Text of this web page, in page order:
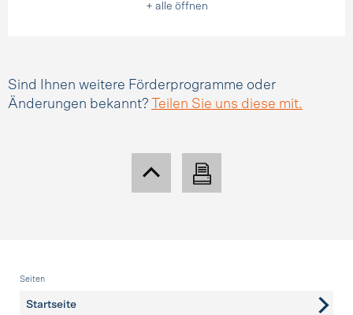
+ alle öffnen
Sind Ihnen weitere Förderprogramme oder
Änderungen bekannt?
Teilen Sie uns diese mit.
Fusszeile
Seiten
Startseite